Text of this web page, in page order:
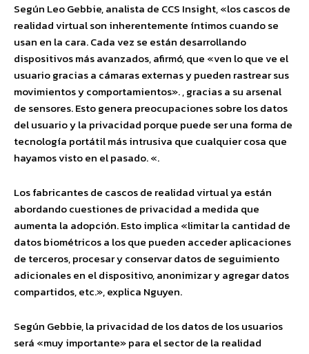
Según Leo Gebbie, analista de CCS Insight, «los cascos de
realidad virtual son inherentemente íntimos cuando se
usan en la cara. Cada vez se están desarrollando
dispositivos más avanzados, afirmó, que «ven lo que ve el
usuario gracias a cámaras externas y pueden rastrear sus
movimientos y comportamientos». , gracias a su arsenal
de sensores. Esto genera preocupaciones sobre los datos
del usuario y la privacidad porque puede ser una forma de
tecnología portátil más intrusiva que cualquier cosa que
hayamos visto en el pasado. «.
Los fabricantes de cascos de realidad virtual ya están
abordando cuestiones de privacidad a medida que
aumenta la adopción. Esto implica «limitar la cantidad de
datos biométricos a los que pueden acceder aplicaciones
de terceros, procesar y conservar datos de seguimiento
adicionales en el dispositivo, anonimizar y agregar datos
compartidos, etc.», explica Nguyen.
Según Gebbie, la privacidad de los datos de los usuarios
será «muy importante» para el sector de la realidad